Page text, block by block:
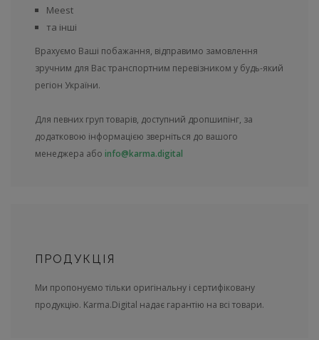
Meest
та інші
Врахуємо Ваші побажання, відправимо замовлення
зручним для Вас транспортним перевізником у будь-який
регіон України.
Для певних груп товарів, доступний дропшипінг, за
додатковою інформацією зверніться до вашого
менеджера або info@karma.digital
ПРОДУКЦІЯ
Ми пропонуємо тільки оригінальну і сертифіковану
продукцію. Karma.Digital надає гарантію на всі товари.